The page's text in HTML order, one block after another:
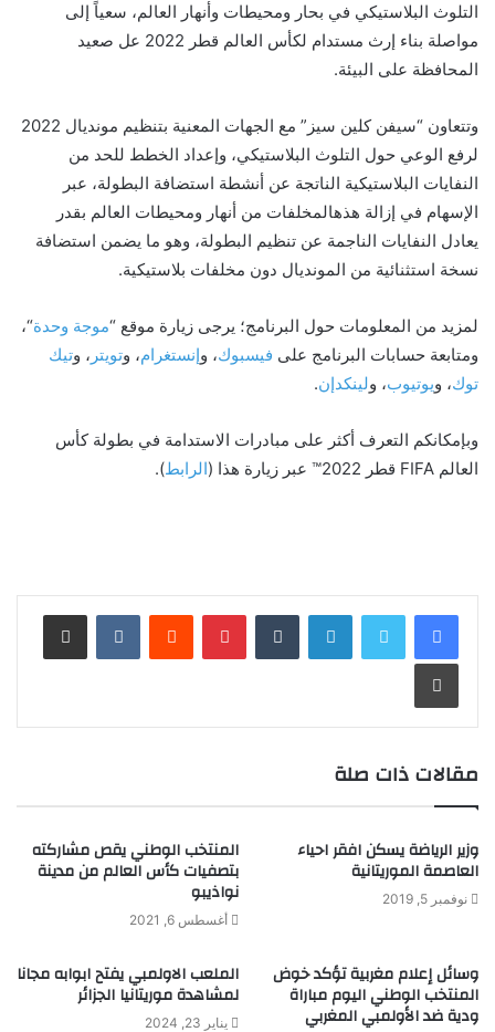
التلوث البلاستيكي في بحار ومحيطات وأنهار العالم، سعياً إلى
مواصلة بناء إرث مستدام لكأس العالم قطر 2022 عل صعيد
المحافظة على البيئة.
وتتعاون “سيفن كلين سيز” مع الجهات المعنية بتنظيم مونديال 2022
لرفع الوعي حول التلوث البلاستيكي، وإعداد الخطط للحد من
النفايات البلاستيكية الناتجة عن أنشطة استضافة البطولة، عبر
الإسهام في إزالة هذهالمخلفات من أنهار ومحيطات العالم بقدر
يعادل النفايات الناجمة عن تنظيم البطولة، وهو ما يضمن استضافة
نسخة استثنائية من المونديال دون مخلفات بلاستيكية.
لمزيد من المعلومات حول البرنامج؛ يرجى زيارة موقع “موجة وحدة“،
ومتابعة حسابات البرنامج على فيسبوك، وإنستغرام، وتويتر ، وتيك
توك، ويوتيوب، ولينكدإن.
وبإمكانكم التعرف أكثر على مبادرات الاستدامة في بطولة كأس
العالم FIFA قطر 2022™ عبر زيارة هذا (
الرابط).
لينكدإن بينتيريست مشاركة عبر البريد
طباعة
مقالات ذات صلة
وزير الرياضة يسكن افقر احياء
العاصمة الموريتانية
نوفمبر 5, 2019
المنتخب الوطني يقص مشاركته
بتصفيات كأس العالم من مدينة
نواذيبو
أغسطس 6, 2021
وسائل إعلام مغربية تؤكد خوض
المنتخب الوطني اليوم مباراة
ودية ضد الأولمبي المغربي
الملعب الاولمبي يفتح ابوابه مجانا
لمشاهدة موريتانيا الجزائر
يناير 23, 2024